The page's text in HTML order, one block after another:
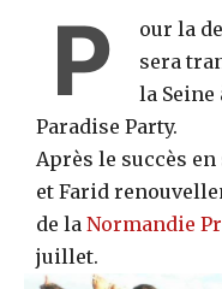
P
our la
sera
la Seine
Paradise Party.
Après le succès
et Farid
de la Normandie
juillet.